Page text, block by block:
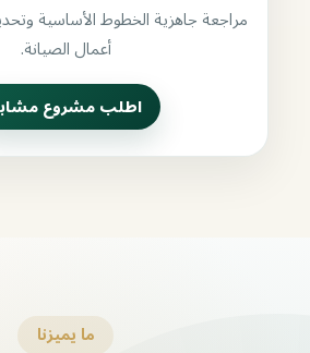
مراجعة جاهزية الخطوط الأساسية
أعمال الصيانة.
اطلب مشروع
ما يميزنا